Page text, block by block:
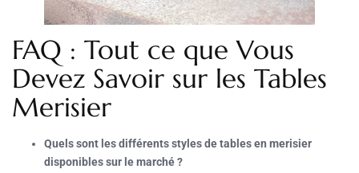
FAQ : Tout ce que Vous
Devez Savoir sur les Tables
Merisier
Quels sont les différents styles de tables en merisier
disponibles sur le marché ?